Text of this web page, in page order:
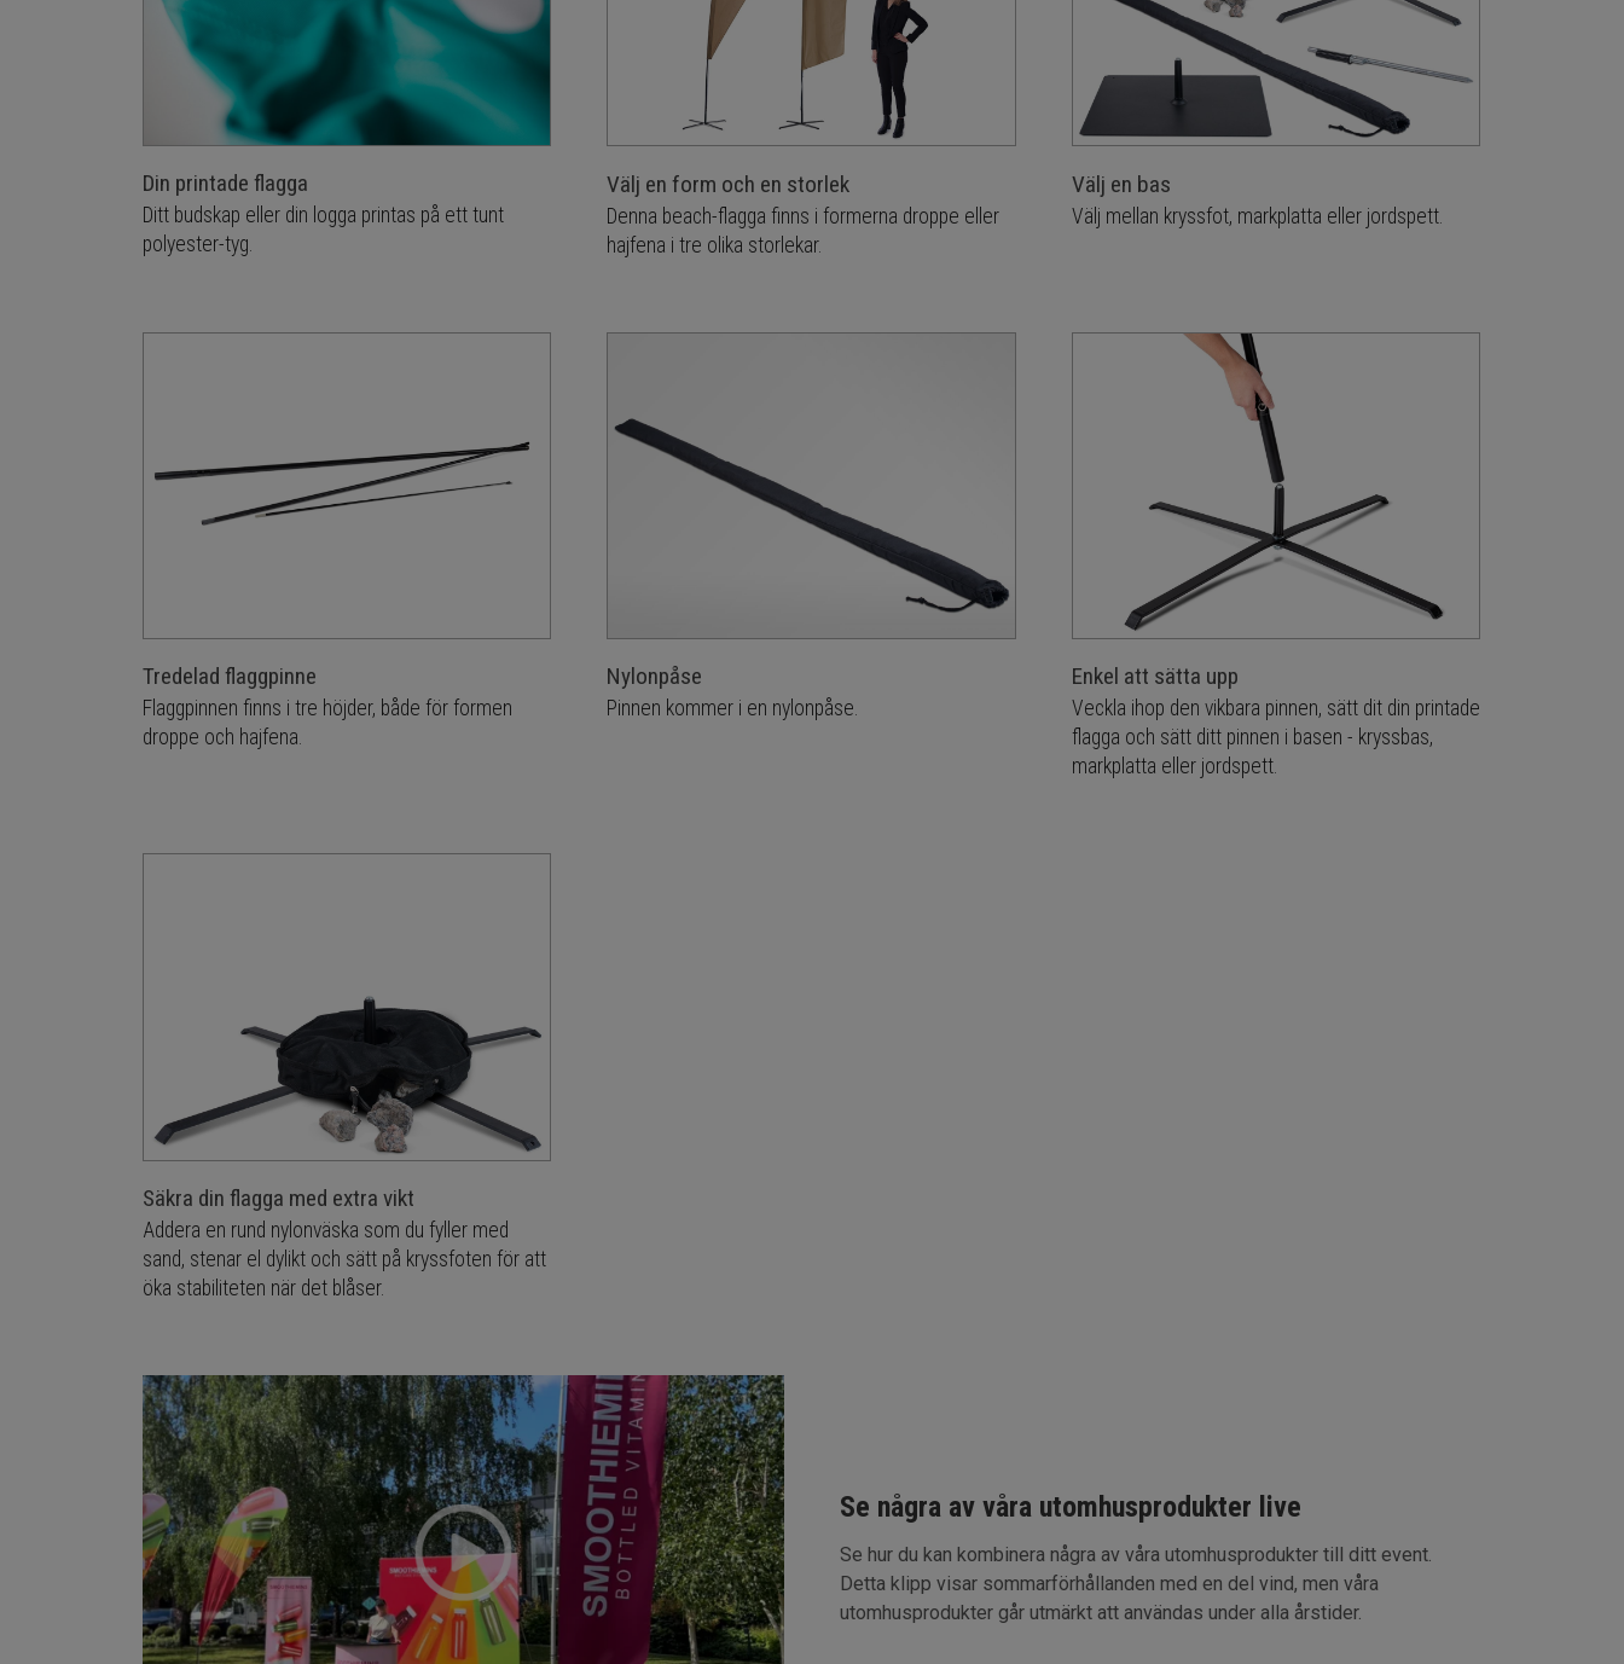
Din printade flagga
Ditt budskap eller din logga printas på ett tunt
polyester-tyg.
Välj en form och en storlek
Denna beach-flagga finns i formerna droppe eller
hajfena i tre olika storlekar.
Välj en bas
Välj mellan kryssfot, markplatta eller jordspett.
Tredelad flaggpinne
Flaggpinnen finns i tre höjder, både för formen
droppe och hajfena.
Nylonpåse
Pinnen kommer i en nylonpåse.
Enkel att sätta upp
Veckla ihop den vikbara pinnen, sätt dit din printade
flagga och sätt ditt pinnen i basen - kryssbas,
markplatta eller jordspett.
Säkra din flagga med extra vikt
Addera en rund nylonväska som du fyller med
sand, stenar el dylikt och sätt på kryssfoten för att
öka stabiliteten när det blåser.
Se några av våra utomhusprodukter live
Se hur du kan kombinera några av våra utomhusprodukter till ditt event.
Detta klipp visar sommarförhållanden med en del vind, men våra
utomhusprodukter går utmärkt att användas under alla årstider.